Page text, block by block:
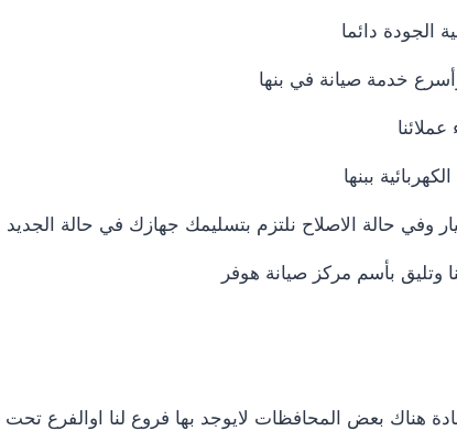
الجودة دائما
خدمة صيانة في بنها
ببنها
حالة الاصلاح نلتزم بتسليمك جهازك في حالة الجديد
وتليق بأسم مركز صيانة هوفر
هناك بعض المحافظات لايوجد بها فروع لنا اوالفرع تحت